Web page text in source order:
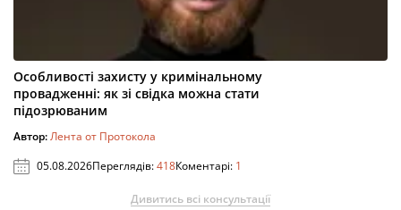
Особливості захисту у кримінальному
провадженні: як зі свідка можна стати
підозрюваним
Автор:Лента от Протокола
05.08.2026Переглядів:418Коментарі: 1
Дивитись всі консультації